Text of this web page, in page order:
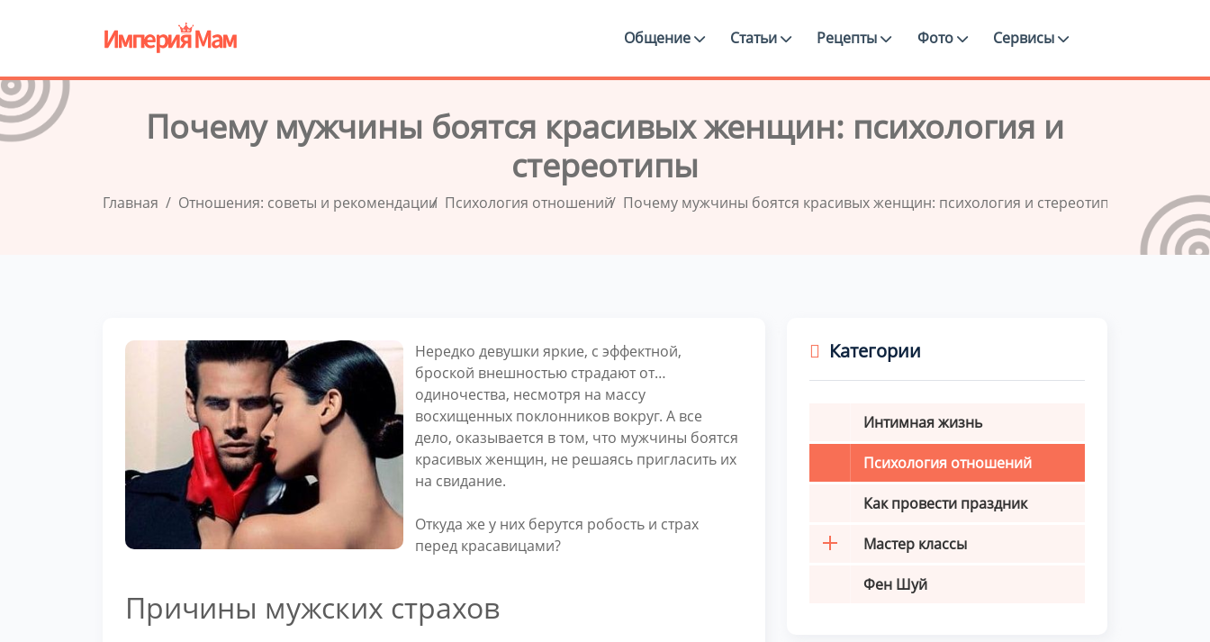
Общение Статьи Рецепты Фото Сервисы
Почему мужчины боятся красивых женщин: психология и
стереотипы
Главная Отношения: советы и рекомендации Психология отношений Почему мужчины боятся красивых женщин: психология и стереотипы
Нередко девушки яркие, с эффектной,
броской внешностью страдают от…
одиночества, несмотря на массу
восхищенных поклонников вокруг. А все
дело, оказывается в том, что мужчины боятся
красивых женщин, не решаясь пригласить их
на свидание.
Откуда же у них берутся робость и страх
перед красавицами?
Причины мужских страхов
Категории
Интимная жизнь
Психология отношений
Как провести праздник
Мастер классы
Фен Шуй